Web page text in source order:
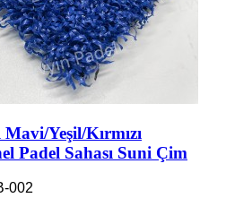
Yeşil/Kırmızı
Padel Sahası Suni Çim
002